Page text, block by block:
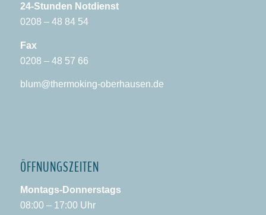
24-Stunden Notdienst
0208 – 48 84 54
Fax
0208 – 48 57 66
blum@thermoking-oberhausen.de
ÖFFNUNGSZEITEN
Montags-Donnerstags
08:00 – 17:00 Uhr